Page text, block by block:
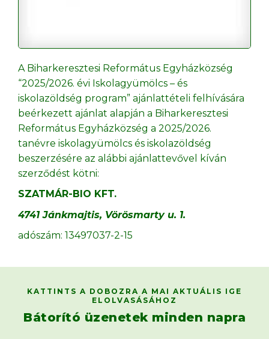
A Biharkeresztesi Református Egyházközség
“2025/2026. évi Iskolagyümölcs – és
iskolazöldség program” ajánlattételi felhívására
beérkezett ajánlat alapján a Biharkeresztesi
Református Egyházközség a 2025/2026.
tanévre iskolagyümölcs és iskolazöldség
beszerzésére az alábbi ajánlattevővel kíván
szerződést kötni:
SZATMÁR-BIO KFT.
4741 Jánkmajtis, Vörösmarty u. 1.
adószám: 13497037-2-15
KATTINTS A DOBOZRA A MAI AKTUÁLIS IGE
ELOLVASÁSÁHOZ
Bátorító üzenetek minden napra